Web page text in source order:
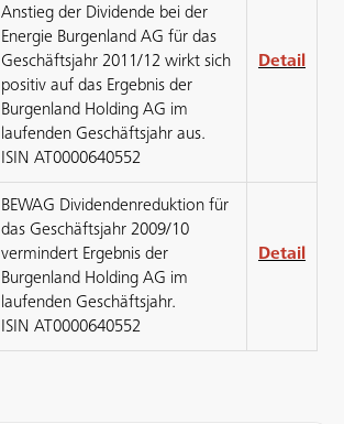
Anstieg der Dividende bei der
Energie Burgenland AG für das
Geschäftsjahr 2011/12 wirkt sich
positiv auf das Ergebnis der
Burgenland Holding AG im
laufenden Geschäftsjahr aus.
ISIN AT0000640552
Detail
BEWAG Dividendenreduktion für
das Geschäftsjahr 2009/10
vermindert Ergebnis der
Burgenland Holding AG im
laufenden Geschäftsjahr.
ISIN AT0000640552
Detail